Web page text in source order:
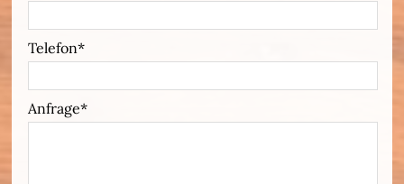
Telefon
Anfrage